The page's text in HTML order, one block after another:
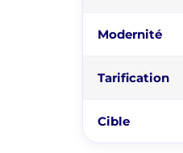
Modernité
Tarification
Cible